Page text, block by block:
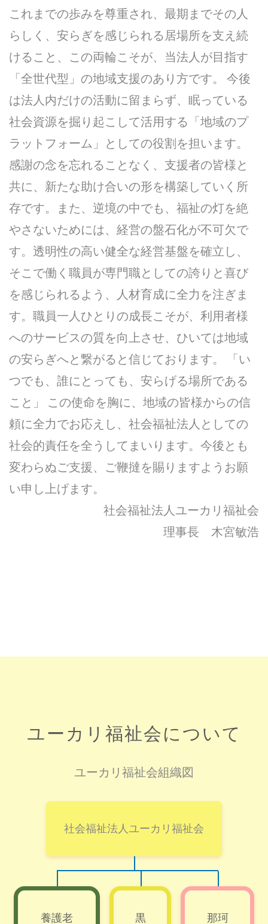
これまでの歩みを尊重され、最期までその人
らしく、安らぎを感じられる居場所を支え続
けること、この両輪こそが、当法人が目指す
「全世代型」の地域支援のあり方です。 今後
は法人内だけの活動に留まらず、眠っている
社会資源を掘り起こして活用する「地域のプ
ラットフォーム」としての役割を担います。
感謝の念を忘れることなく、支援者の皆様と
共に、新たな助け合いの形を構築していく所
存です。また、逆境の中でも、福祉の灯を絶
やさないためには、経営の盤石化が不可欠で
す。透明性の高い健全な経営基盤を確立し、
そこで働く職員が専門職としての誇りと喜び
を感じられるよう、人材育成に全力を注ぎま
す。職員一人ひとりの成長こそが、利用者様
へのサービスの質を向上させ、ひいては地域
の安らぎへと繋がると信じております。 「い
つでも、誰にとっても、安らげる場所である
こと」 この使命を胸に、地域の皆様からの信
頼に全力でお応えし、社会福祉法人としての
社会的責任を全うしてまいります。今後とも
変わらぬご支援、ご鞭撻を賜りますようお願
い申し上げます。
社会福祉法人ユーカリ福祉会
理事長 木宮敏浩
ユーカリ福祉会について
ユーカリ福祉会組織図
社会福祉法人ユーカリ福祉会
養護老 黒 那珂